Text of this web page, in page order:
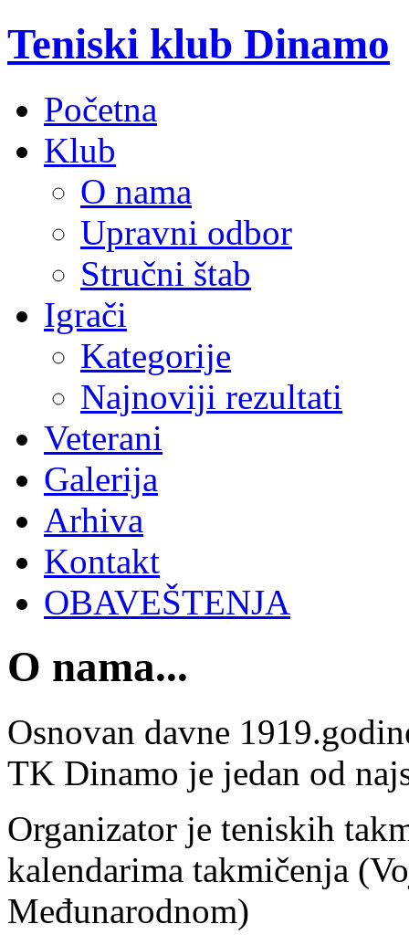
Teniski klub Dinamo
Početna
Klub
O nama
Upravni odbor
Stručni štab
Igrači
Kategorije
Najnoviji rezultati
Veterani
Galerija
Arhiva
Kontakt
OBAVEŠTENJA
O nama...
Osnovan davne
TK Dinamo je jedan od
Organizator je teniskih
kalendarima takmičenja
Međunarodnom)